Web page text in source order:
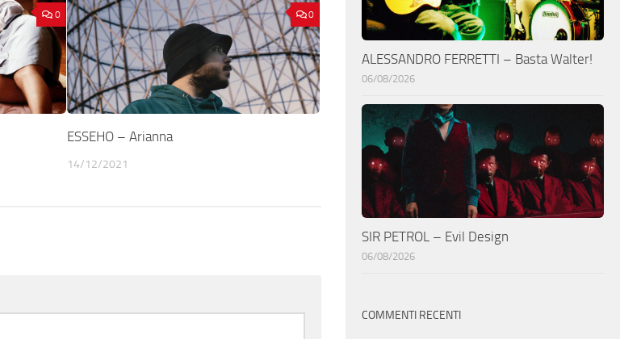
0 0
ESSEHO – Arianna
14/12/2021
ALESSANDRO FERRETTI – Basta Walter!
06/08/2026
SIR PETROL – Evil Design
06/08/2026
COMMENTI RECENTI